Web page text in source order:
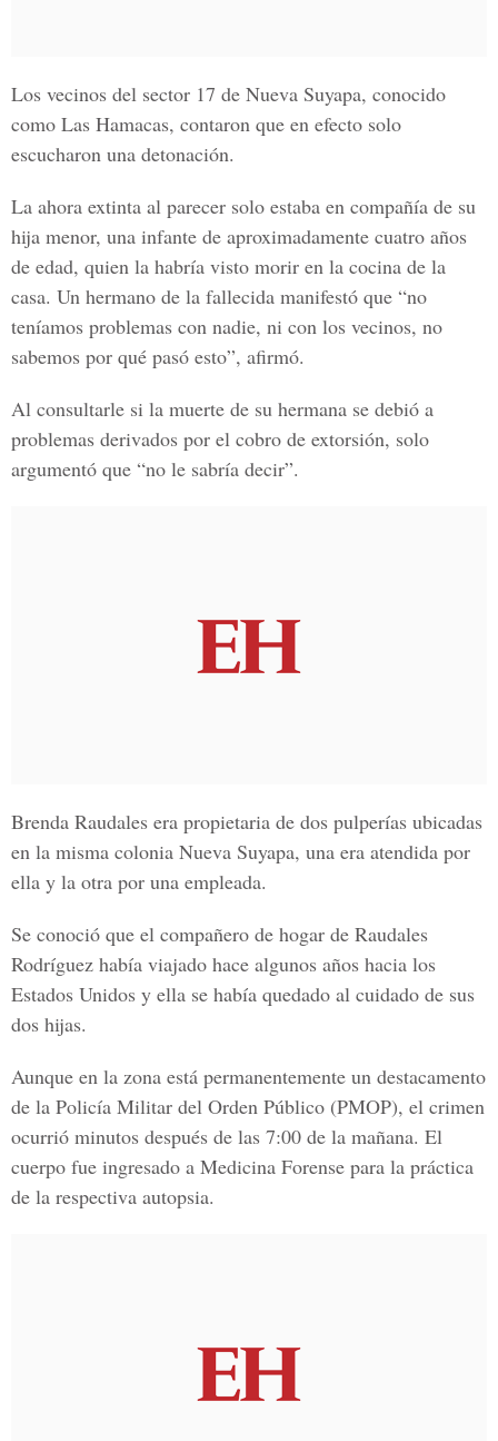
Los vecinos del sector 17 de Nueva Suyapa, conocido
como Las Hamacas, contaron que en efecto solo
escucharon una detonación.
La ahora extinta al parecer solo estaba en compañía de su
hija menor, una infante de aproximadamente cuatro años
de edad, quien la habría visto morir en la cocina de la
casa. Un hermano de la fallecida manifestó que “no
teníamos problemas con nadie, ni con los vecinos, no
sabemos por qué pasó esto”, afirmó.
Al consultarle si la muerte de su hermana se debió a
problemas derivados por el cobro de extorsión, solo
argumentó que “no le sabría decir”.
Brenda Raudales era propietaria de dos pulperías ubicadas
en la misma colonia Nueva Suyapa, una era atendida por
ella y la otra por una empleada.
Se conoció que el compañero de hogar de Raudales
Rodríguez había viajado hace algunos años hacia los
Estados Unidos y ella se había quedado al cuidado de sus
dos hijas.
Aunque en la zona está permanentemente un destacamento
de la Policía Militar del Orden Público (PMOP), el crimen
ocurrió minutos después de las 7:00 de la mañana. El
cuerpo fue ingresado a Medicina Forense para la práctica
de la respectiva autopsia.